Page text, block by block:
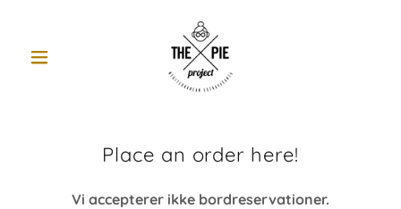
Place an order here!
Vi accepterer ikke bordreservationer.